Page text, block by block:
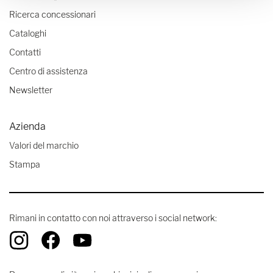
Ricerca concessionari
Cataloghi
Contatti
Centro di assistenza
Newsletter
Azienda
Valori del marchio
Stampa
Rimani in contatto con noi attraverso i social network: